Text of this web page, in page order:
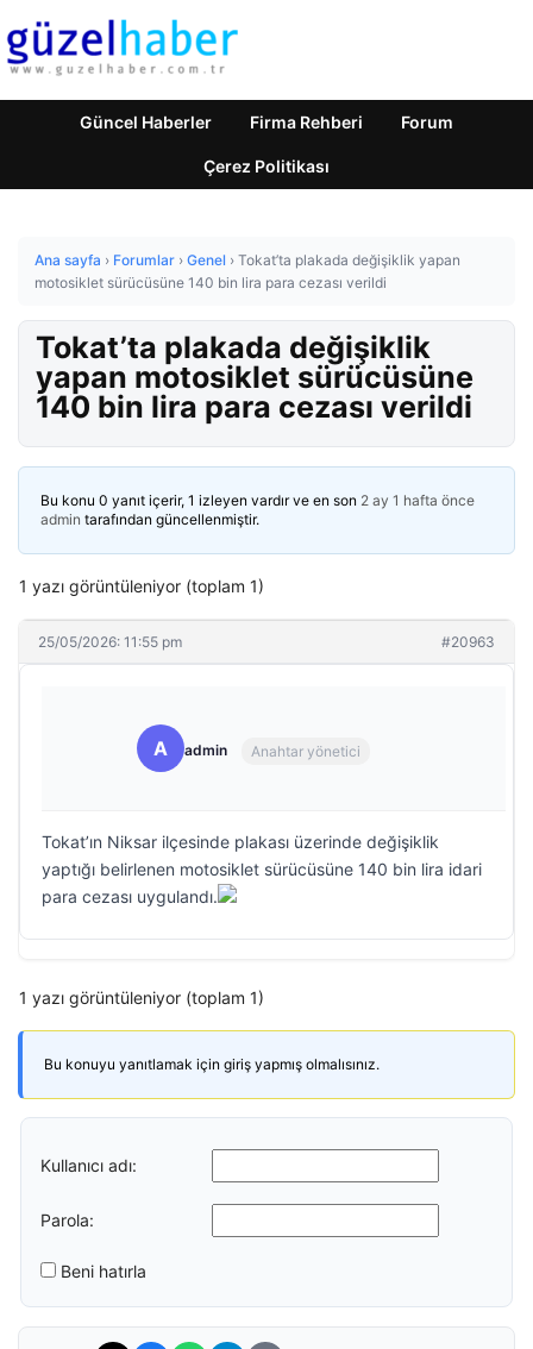
Güncel Haberler Firma Rehberi Forum
Çerez Politikası
Ana sayfa › Forumlar › Genel › Tokat’ta plakada değişiklik yapan
motosiklet sürücüsüne 140 bin lira para cezası verildi
Tokat’ta plakada değişiklik
yapan motosiklet sürücüsüne
140 bin lira para cezası verildi
Bu konu 0 yanıt içerir, 1 izleyen vardır ve en son 2 ay 1 hafta önce
admin tarafından güncellenmiştir.
1 yazı görüntüleniyor (toplam 1)
25/05/2026: 11:55 pm #20963
A admin Anahtar yönetici
Tokat’ın Niksar ilçesinde plakası üzerinde değişiklik
yaptığı belirlenen motosiklet sürücüsüne 140 bin lira idari
para cezası uygulandı.
1 yazı görüntüleniyor (toplam 1)
Bu konuyu yanıtlamak için giriş yapmış olmalısınız.
Kullanıcı adı:
Parola:
Beni hatırla